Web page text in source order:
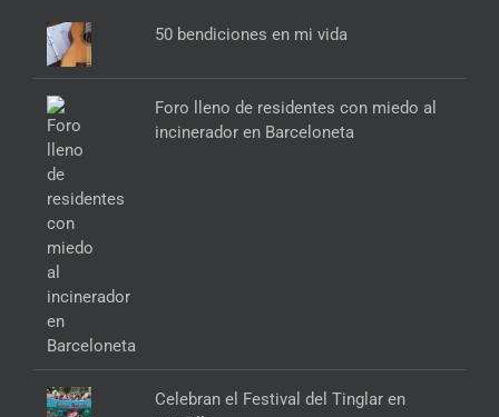
50 bendiciones en mi vida
Foro lleno de residentes con miedo al
incinerador en Barceloneta
Celebran el Festival del Tinglar en